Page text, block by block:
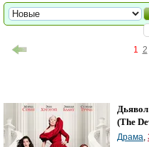
1 2
(The
Драма